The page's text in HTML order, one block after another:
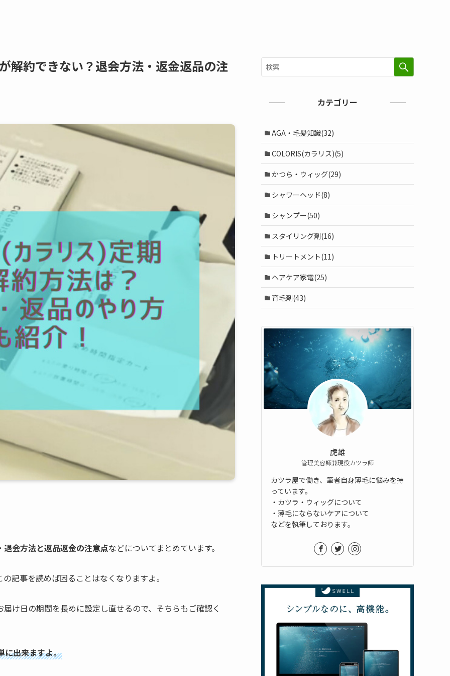
解約できない？退会方法・返金返品の注
退会方法と返品返金の注意点などについてまとめています。
記事を読めば困ることはなくなりますよ。
け日の期間を長めに設定し直せるので、そちらもご確認く
に出来ますよ。
カテゴリー
AGA・毛髪知識(32)
COLORIS(カラリス)(5)
かつら・ウィッグ(29)
シャワーヘッド(8)
シャンプー(50)
スタイリング剤(16)
トリートメント(11)
ヘアケア家電(25)
育毛剤(43)
虎雄
管理美容師兼現役カツラ師
カツラ屋で働き、筆者自身薄毛に悩みを持
っています。
・カツラ・ウィッグについて
・薄毛にならないケアについて
などを執筆しております。